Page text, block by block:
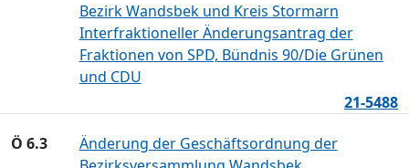
Bezirk Wandsbek und Kreis Stormarn
Interfraktioneller Änderungsantrag der
Fraktionen von SPD, Bündnis 90/Die Grünen
und CDU
21-5488
Ö 6.3
Änderung der Geschäftsordnung der